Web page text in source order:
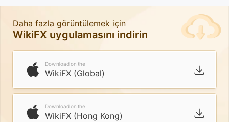
Daha fazla görüntülemek için
WikiFX uygulamasını indirin
Download on the
WikiFX (Global)
Download on the
WikiFX (Hong Kong)